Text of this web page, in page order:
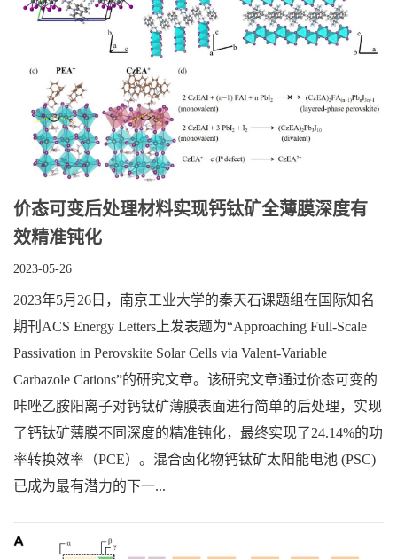
价态可变后处理材料实现钙钛矿全薄膜深度有
效精准钝化
2023-05-26
2023年5月26日，南京工业大学的秦天石课题组在国际知名
期刊ACS Energy Letters上发表题为“Approaching Full-Scale
Passivation in Perovskite Solar Cells via Valent-Variable
Carbazole Cations”的研究文章。该研究文章通过价态可变的
咔唑乙胺阳离子对钙钛矿薄膜表面进行简单的后处理，实现
了钙钛矿薄膜不同深度的精准钝化，最终实现了24.14%的功
率转换效率（PCE）。混合卤化物钙钛矿太阳能电池 (PSC)
已成为最有潜力的下一...